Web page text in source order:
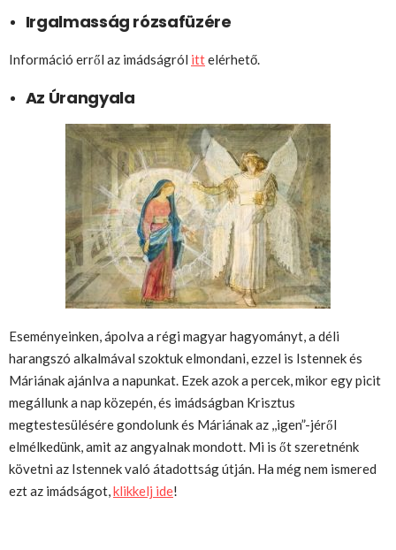
Irgalmasság rózsafüzére
Információ erről az imádságról ittelérhető.
Az Úrangyala
Eseményeinken, ápolva a régi magyar hagyományt, a déli
harangszó alkalmával szoktuk elmondani, ezzel is Istennek és
Máriának ajánlva a napunkat. Ezek azok a percek, mikor egy picit
megállunk a nap közepén, és imádságban Krisztus
megtestesülésére gondolunk és Máriának az ,,igen”-jéről
elmélkedünk, amit az angyalnak mondott. Mi is őt szeretnénk
követni az Istennek való átadottság útján. Ha még nem ismered
ezt az imádságot,klikkelj ide!